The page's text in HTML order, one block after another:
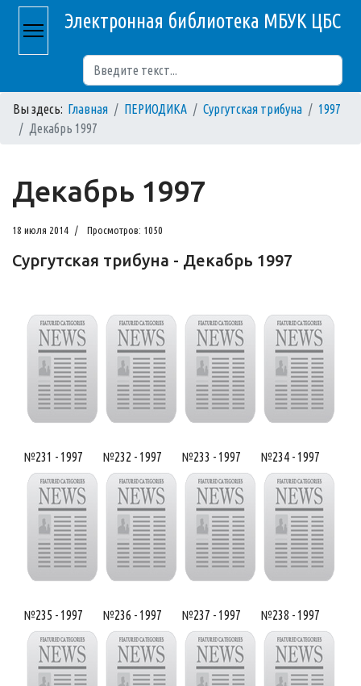
Электронная библиотека МБУК ЦБС
Вы здесь: Главная ПЕРИОДИКА Сургутская трибуна
1997
Декабрь 1997
Декабрь 1997
18 июля 2014 Просмотров: 1050
Сургутская трибуна - Декабрь 1997
№231 - 1997 №232 - 1997 №233 - 1997 №234 - 1997
№235 - 1997 №236 - 1997 №237 - 1997 №238 - 1997